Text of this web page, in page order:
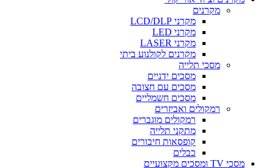
מקרנים
מקרני LCD/DLP
מקרני LED
מקרני LASER
מקרנים לקולנוע ביתי
מסכי תלייה
מסכים ידניים
מסכים עם חצובה
מסכים חשמליים
רמקולים ואביזרים
רמקולים מוגברים
מתקני תלייה
קופסאות חיבורים
כבלים